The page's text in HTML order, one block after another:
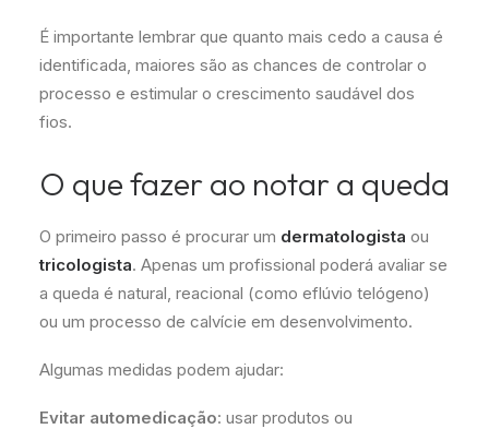
É importante lembrar que quanto mais cedo a causa é
identificada, maiores são as chances de controlar o
processo e estimular o crescimento saudável dos
fios.
O que fazer ao notar a queda
O primeiro passo é procurar um dermatologista ou
tricologista. Apenas um profissional poderá avaliar se
a queda é natural, reacional (como eflúvio telógeno)
ou um processo de calvície em desenvolvimento.
Algumas medidas podem ajudar:
Evitar automedicação: usar produtos ou